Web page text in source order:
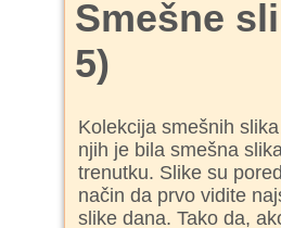
Smešne
5)
Kolekcija smešnih
njih je bila smešna
trenutku. Slike su
način da prvo vidite
slike dana. Tako da,